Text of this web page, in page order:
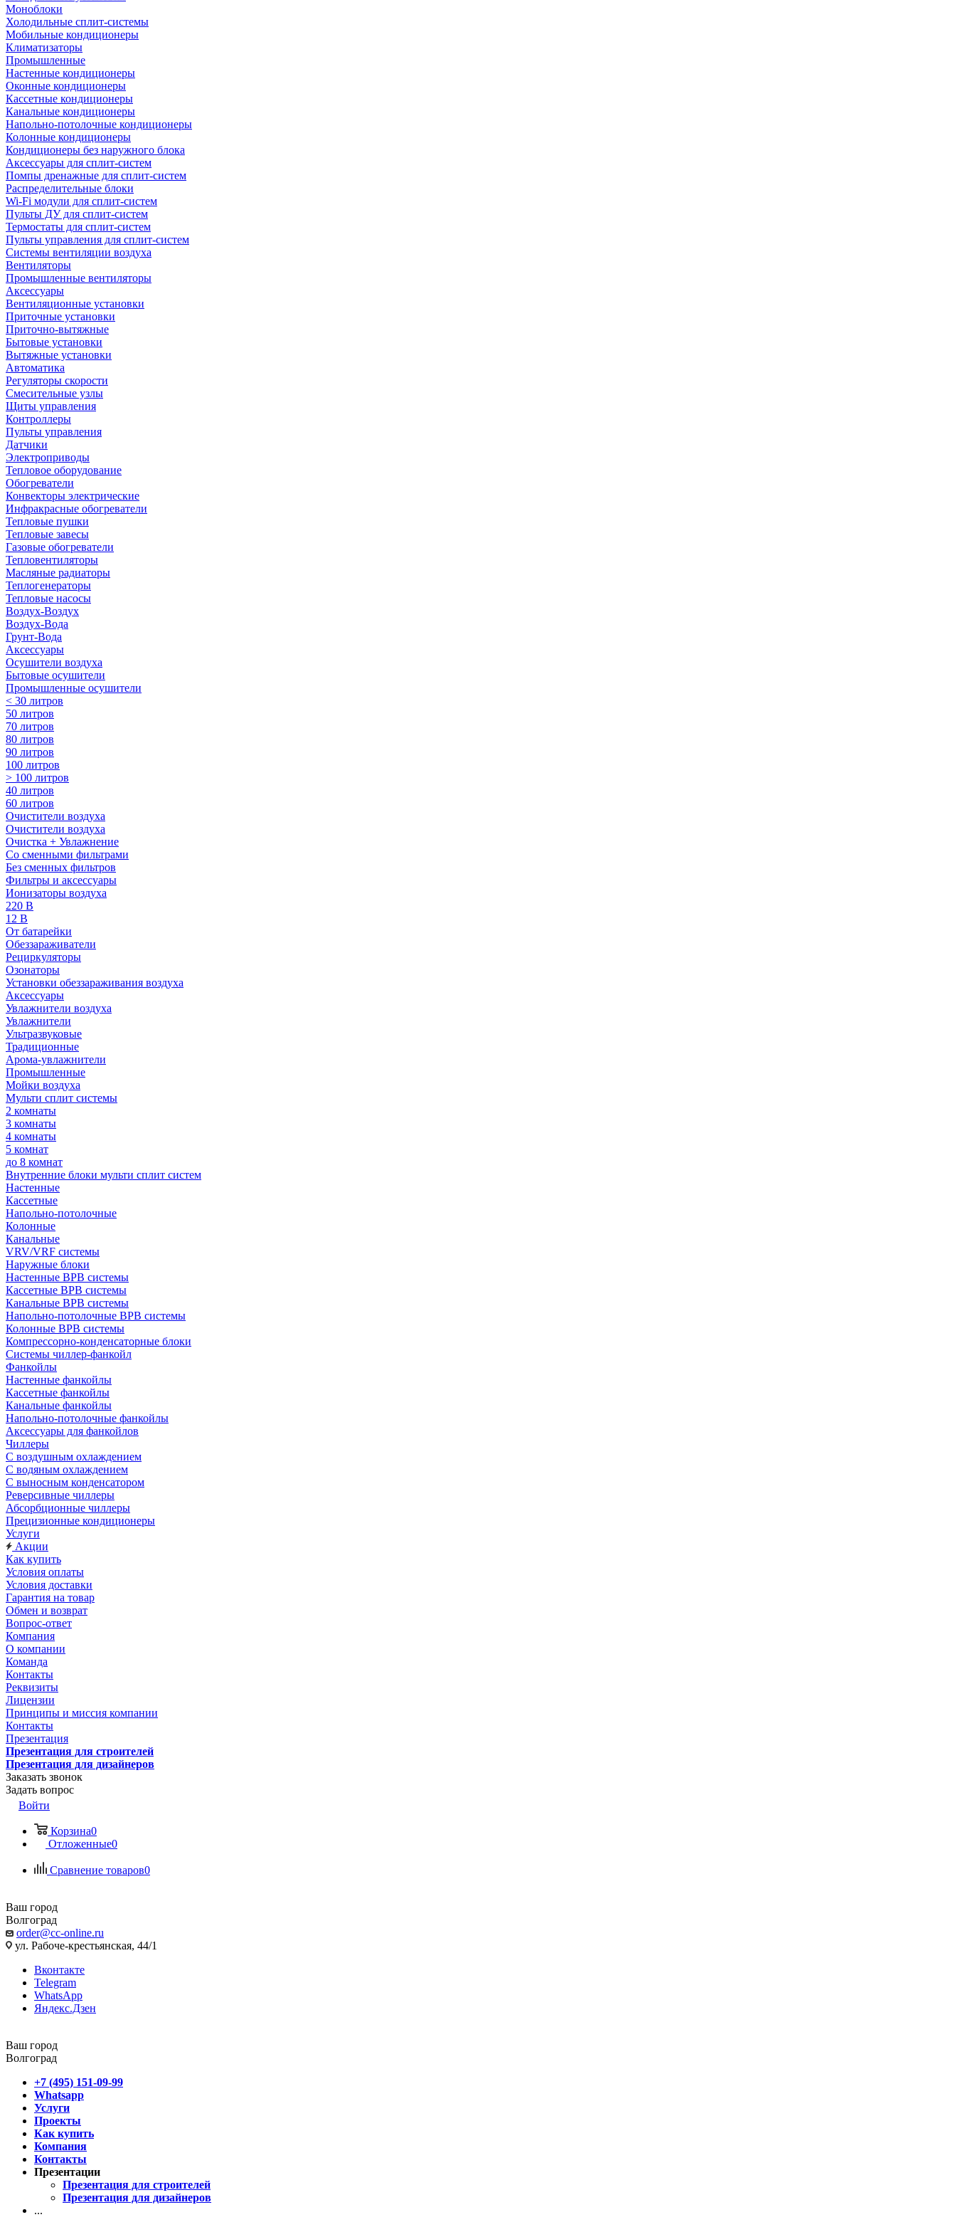
Моноблоки
Холодильные сплит-системы
Мобильные кондиционеры
Климатизаторы
Промышленные
Настенные кондиционеры
Оконные кондиционеры
Кассетные кондиционеры
Канальные кондиционеры
Напольно-потолочные кондиционеры
Колонные кондиционеры
Кондиционеры без наружного блока
Аксессуары для сплит-систем
Помпы дренажные для сплит-систем
Распределительные блоки
Wi-Fi модули для сплит-систем
Пульты ДУ для сплит-систем
Термостаты для сплит-систем
Пульты управления для сплит-систем
Системы вентиляции воздуха
Вентиляторы
Промышленные вентиляторы
Аксессуары
Вентиляционные установки
Приточные установки
Приточно-вытяжные
Бытовые установки
Вытяжные установки
Автоматика
Регуляторы скорости
Смесительные узлы
Щиты управления
Контроллеры
Пульты управления
Датчики
Электроприводы
Тепловое оборудование
Обогреватели
Конвекторы электрические
Инфракрасные обогреватели
Тепловые пушки
Тепловые завесы
Газовые обогреватели
Тепловентиляторы
Масляные радиаторы
Теплогенераторы
Тепловые насосы
Воздух-Воздух
Воздух-Вода
Грунт-Вода
Аксессуары
Осушители воздуха
Бытовые осушители
Промышленные осушители
< 30 литров
50 литров
70 литров
80 литров
90 литров
100 литров
> 100 литров
40 литров
60 литров
Очистители воздуха
Очистители воздуха
Очистка + Увлажнение
Cо сменными фильтрами
Без сменных фильтров
Фильтры и аксессуары
Ионизаторы воздуха
220 В
12 В
От батарейки
Обеззараживатели
Рециркуляторы
Озонаторы
Установки обеззараживания воздуха
Аксессуары
Увлажнители воздуха
Увлажнители
Ультразвуковые
Традиционные
Арома-увлажнители
Промышленные
Мойки воздуха
Мульти сплит системы
2 комнаты
3 комнаты
4 комнаты
5 комнат
до 8 комнат
Внутренние блоки мульти сплит систем
Настенные
Кассетные
Напольно-потолочные
Колонные
Канальные
VRV/VRF системы
Наружные блоки
Настенные ВРВ системы
Кассетные ВРВ системы
Канальные ВРВ системы
Напольно-потолочные ВРВ системы
Колонные ВРВ системы
Компрессорно-конденсаторные блоки
Системы чиллер-фанкойл
Фанкойлы
Настенные фанкойлы
Кассетные фанкойлы
Канальные фанкойлы
Напольно-потолочные фанкойлы
Аксессуары для фанкойлов
Чиллеры
С воздушным охлаждением
С водяным охлаждением
С выносным конденсатором
Реверсивные чиллеры
Абсорбционные чиллеры
Прецизионные кондиционеры
Услуги
Акции
Как купить
Условия оплаты
Условия доставки
Гарантия на товар
Обмен и возврат
Вопрос-ответ
Компания
О компании
Команда
Контакты
Реквизиты
Лицензии
Принципы и миссия компании
Контакты
Презентация
Презентация для строителей
Презентация для дизайнеров
Заказать звонок
Задать вопрос
Войти
Корзина0
Отложенные0
Сравнение товаров0
Ваш город
Волгоград
order@cc-online.ru
ул. Рабоче-крестьянская, 44/1
Вконтакте
Telegram
WhatsApp
Яндекс.Дзен
Ваш город
Волгоград
+7 (495) 151-09-99
Whatsapp
Услуги
Проекты
Как купить
Компания
Контакты
Презентации
Презентация для строителей
Презентация для дизайнеров
...